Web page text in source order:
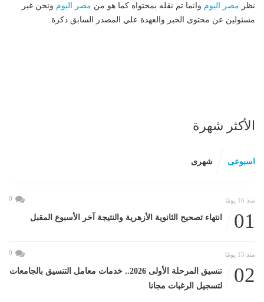
نظر مصر اليوم وانما تم نقله بمحتواه كما هو من مصر اليوم ونحن غير
مسئولين عن محتوى الخبر والعهدة علي المصدر السابق ذكرة.
الأكثر شهرة
اسبوعى شهرى
منذ 16 يومًا 0
01 انتهاء تصحيح الثانوية الأزهرية والنتيجة آخر الأسبوع المقبل
منذ 15 يومًا 0
02
تنسيق المرحلة الأولى 2026.. خدمات معامل التنسيق بالجامعات
لتسجيل الرغبات مجانا